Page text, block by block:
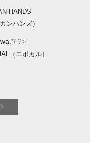
HANDS
ンハンズ）
*/ ?>
（エポカル）